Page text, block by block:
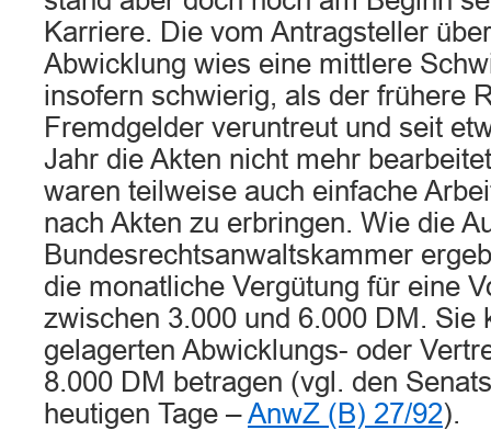
Karriere. Die vom Antragsteller
Abwicklung wies eine mittlere
insofern schwierig, als der frühere
Fremdgelder veruntreut und seit
Jahr die Akten nicht mehr
waren teilweise auch einfache
nach Akten zu erbringen. Wie die
Bundesrechtsanwaltskammer
die monatliche Vergütung für eine
zwischen 3.000 und 6.000 DM. Sie
gelagerten Abwicklungs- oder
8.000 DM betragen (vgl. den
heutigen Tage –AnwZ (B) 27/92).